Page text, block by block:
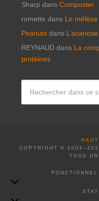
Sharp dans Composter
romette dans Le mélèze
Peanutsdans
REYNAUDdans La
protéines
COPYRIGHT ©
TOUS
FONCTIONNEL